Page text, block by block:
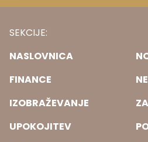
SEKCIJE:
NASLOVNICA
FINANCE
IZOBRAŽEVANJE
UPOKOJITEV